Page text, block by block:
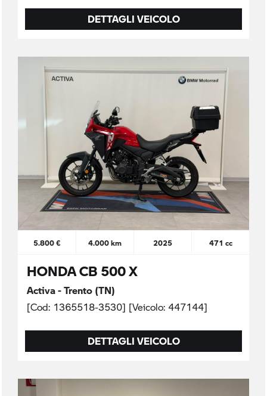
DETTAGLI VEICOLO
5.800 € 4.000 km 2025 471 cc
HONDA CB 500 X
Activa - Trento (TN)
[Cod: 1365518-3530] [Veicolo: 447144]
DETTAGLI VEICOLO